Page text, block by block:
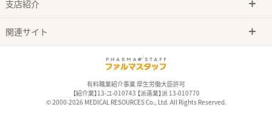
支店紹介
関連サイト
有料職業紹介事業 厚生労働大臣許可
【紹介業】13-ユ-010743 【派遣業】派 13-010770
© 2000-2026 MEDICAL RESOURCES Co., Ltd. All Rights Reserved.